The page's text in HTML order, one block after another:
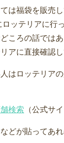
は福袋を販売
ロッテリアに行
ころの話では
アに直接確認し
はロッテリア
検索 （公式サ
などが貼ってあ